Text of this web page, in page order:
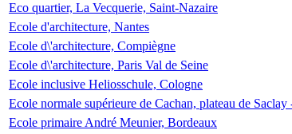
Eco quartier, La Vecquerie, Saint-Nazaire
Ecole d'architecture, Nantes
Ecole d\'architecture, Compiègne
Ecole d\'architecture, Paris Val de Seine
Ecole inclusive Heliosschule, Cologne
Ecole normale supérieure de Cachan, plateau de
Ecole primaire André Meunier, Bordeaux